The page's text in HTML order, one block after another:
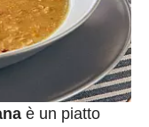
è un piatto